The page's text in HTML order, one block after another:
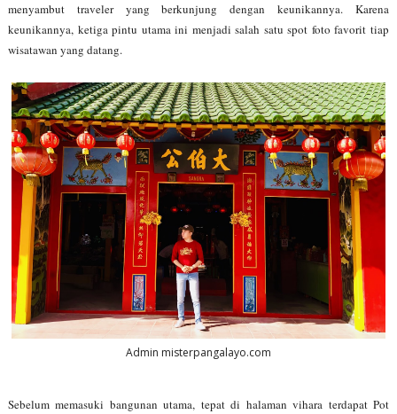
menyambut traveler yang berkunjung dengan keunikannya. Karena
keunikannya, ketiga pintu utama ini menjadi salah satu spot foto favorit tiap
wisatawan yang datang.
Admin misterpangalayo.com
Sebelum memasuki bangunan utama, tepat di halaman vihara terdapat Pot